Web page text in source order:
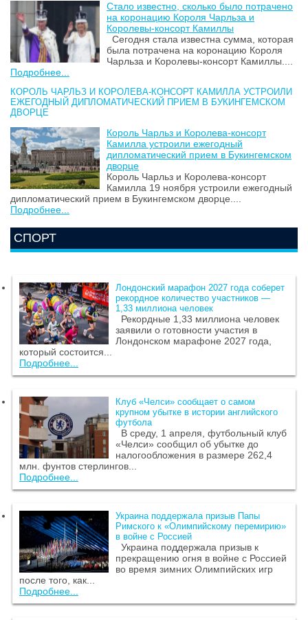
Стало известно, сколько было потрачено
на коронацию Короля Чарльза и
Королевы-консорт Камиллы
Сегодня стала известна сумма, которая
была потрачена на коронацию Короля
Чарльза и Королевы-консорт Камиллы....
Подробнее...
КОРОЛЬ ЧАРЛЬЗ И КОРОЛЕВА-КОНСОРТ КАМИЛЛА УСТРОИЛИ
ЕЖЕГОДНЫЙ ДИПЛОМАТИЧЕСКИЙ ПРИЕМ В БУКИНГЕМСКОМ
ДВОРЦЕ
Король Чарльз и Королева-консорт
Камилла устроили ежегодный
дипломатический прием в Букингемском
дворце
Король Чарльз и Королева-консорт
Камилла 19 ноября устроили ежегодный
дипломатический прием в Букингемском дворце....
Подробнее...
СПОРТ
Лондонский марафон 2027 года соберет
рекордное количество участников —
1,33 миллиона человек
Рекордные 1,33 миллиона человек
заявили о готовности участия в
Лондонском марафоне 2027 года,
который состоится...
Подробнее...
Клуб «Челси» сообщает о самом
крупном убытке в истории английского
футбола
В среду, 1 апреля, футбольный клуб
«Челси» сообщил об убытке до
налогообложения в размере 262,4
млн. фунтов стерлингов...
Подробнее...
Украина поддержала призыв Папы
Римского к «Олимпийскому перемирию»
в войне с Россией
Украина поддержала призыв к
прекращению огня в войне с Россией
во время зимних Олимпийских игр
после того, как...
Подробнее...